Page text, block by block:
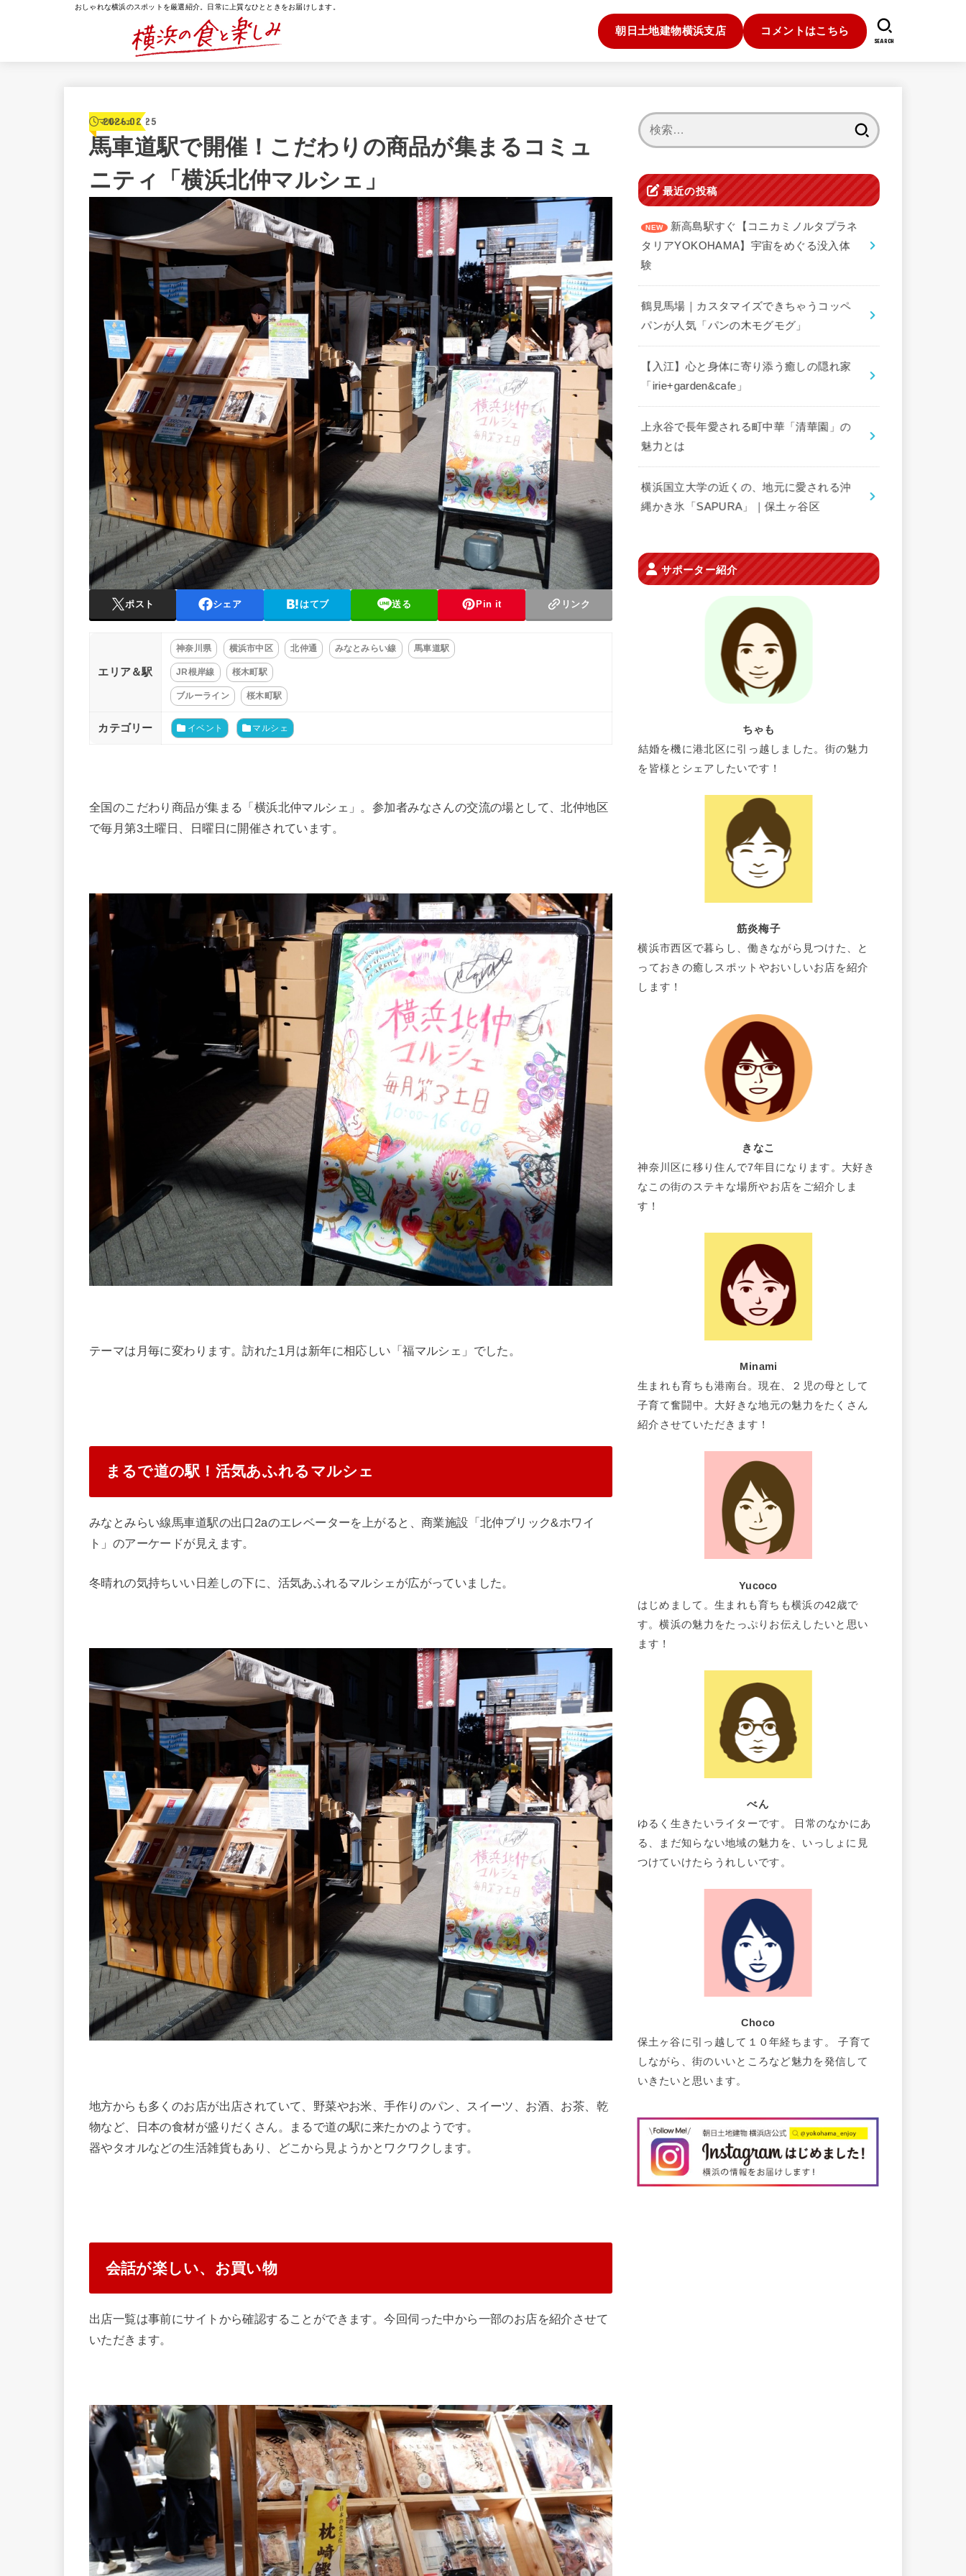
おしゃれな横浜のスポットを厳選紹介。日常に上質なひとときをお届けします。
朝日土地建物横浜支店 コメントはこちら
SEARCH
マルシェ
2026.02.25
馬車道駅で開催！こだわりの商品が集まるコミュ
ニティ「横浜北仲マルシェ」
ポスト シェア はてブ 送る Pin it リンク
エリア＆駅
神奈川県 横浜市中区 北仲通 みなとみらい線 馬車道駅
JR根岸線 桜木町駅
ブルーライン 桜木町駅
カテゴリー イベント マルシェ
全国のこだわり商品が集まる「横浜北仲マルシェ」。参加者みなさんの交流の場として、北仲地区
で毎月第3土曜日、日曜日に開催されています。
テーマは月毎に変わります。訪れた1月は新年に相応しい「福マルシェ」でした。
まるで道の駅！活気あふれるマルシェ
みなとみらい線馬車道駅の出口2aのエレベーターを上がると、商業施設「北仲ブリック&ホワイ
ト」のアーケードが見えます。
冬晴れの気持ちいい日差しの下に、活気あふれるマルシェが広がっていました。
地方からも多くのお店が出店されていて、野菜やお米、手作りのパン、スイーツ、お酒、お茶、乾
物など、日本の食材が盛りだくさん。まるで道の駅に来たかのようです。
器やタオルなどの生活雑貨もあり、どこから見ようかとワクワクします。
会話が楽しい、お買い物
出店一覧は事前にサイトから確認することができます。今回伺った中から一部のお店を紹介させて
いただきます。
最近の投稿
新高島駅すぐ【コニカミノルタプラネ
タリアYOKOHAMA】宇宙をめぐる没入体
験
鶴見馬場｜カスタマイズできちゃうコッペ
パンが人気「パンの木モグモグ」
【入江】心と身体に寄り添う癒しの隠れ家
「irie+garden&cafe」
上永谷で長年愛される町中華「清華園」の
魅力とは
横浜国立大学の近くの、地元に愛される沖
縄かき氷「SAPURA」｜保土ヶ谷区
サポーター紹介
ちゃも
結婚を機に港北区に引っ越しました。街の魅力
を皆様とシェアしたいです！
筋炎梅子
横浜市西区で暮らし、働きながら見つけた、と
っておきの癒しスポットやおいしいお店を紹介
します！
きなこ
神奈川区に移り住んで7年目になります。大好き
なこの街のステキな場所やお店をご紹介しま
す！
Minami
生まれも育ちも港南台。現在、２児の母として
子育て奮闘中。大好きな地元の魅力をたくさん
紹介させていただきます！
Yucoco
はじめまして。生まれも育ちも横浜の42歳で
す。横浜の魅力をたっぷりお伝えしたいと思い
ます！
べん
ゆるく生きたいライターです。 日常のなかにあ
る、まだ知らない地域の魅力を、いっしょに見
つけていけたらうれしいです。
Choco
保土ヶ谷に引っ越して１０年経ちます。 子育て
しながら、街のいいところなど魅力を発信して
いきたいと思います。